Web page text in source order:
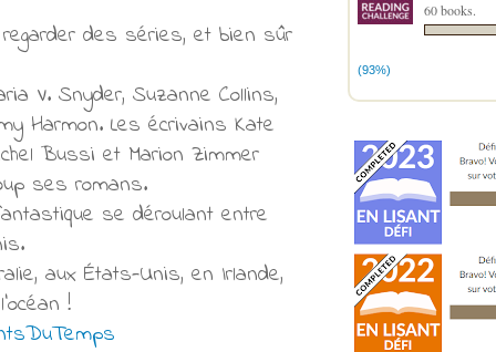
des séries, et bien sûr
V. Snyder, Suzanne Collins,
Harmon. Les écrivains Kate
Bussi et Marion Zimmer
ses romans.
se déroulant entre
aux États-Unis, en Irlande,
!
60 books.
(93%)